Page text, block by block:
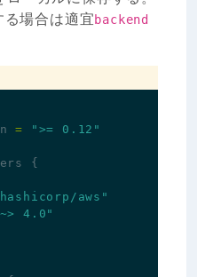
場合は適宜backend
= ">= 0.12"
{
aws"
4.0"